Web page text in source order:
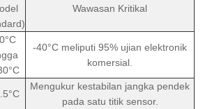
Wawasan Kritikal
-40°C meliputi 95% ujian elektronik
komersial.
Mengukur kestabilan jangka pendek
pada satu titik sensor.